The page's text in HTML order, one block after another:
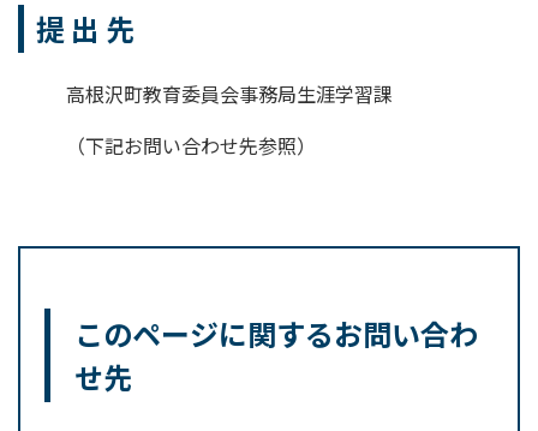
提 出 先
高根沢町教育委員会事務局生涯学習課
（下記お問い合わせ先参照）
このページに関するお問い合わ
せ先